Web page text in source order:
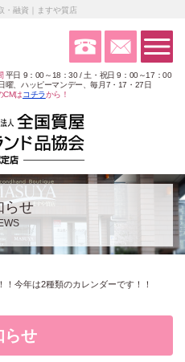
・融資｜ますや質店
平日 9：00～18：30 / 土・祝日 9：00～17：00
曜、ハッピーマンデー、毎月7・17・27日
CMはコチラから！
らせ
今年は2種類のカレンダーです！！
らせ